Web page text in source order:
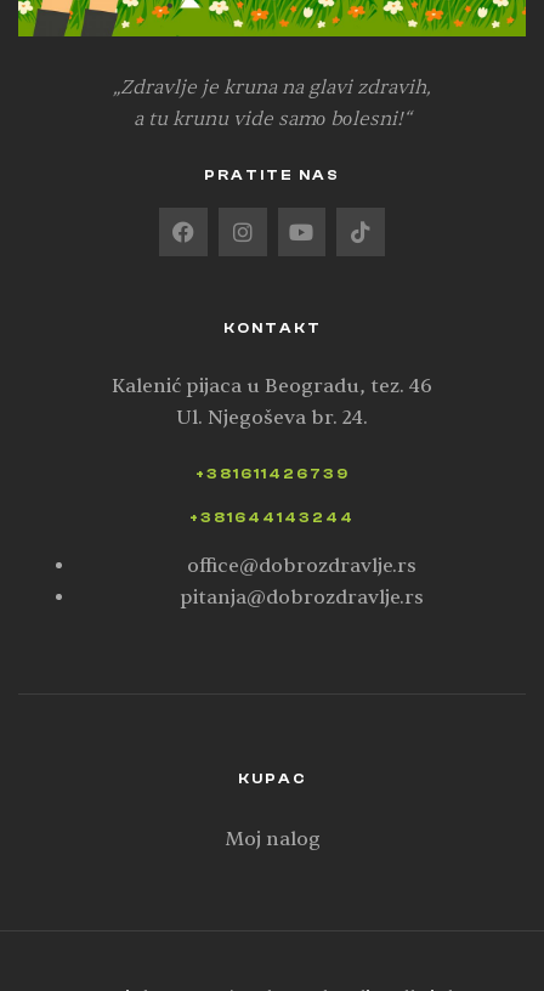
„Zdravlje je kruna na glavi zdravih,
a tu krunu vide samо bоlesni!“
PRATITE NAS
KUPAC
Moj nalog
KONTAKT
Kalenić pijaca u Beogradu, tez. 46
Ul. Njegoševa br. 24.
+381611426739
+381644143244
office@dobrozdravlje.rs
pitanja@dobrozdravlje.rs